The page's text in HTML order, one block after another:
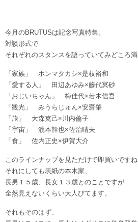
今月のBRUTUSは記念写真特集。
対談形式で
それぞれのスタンスを語っていてみどころ満
「家族」 ホンマタカシ×是枝裕和
「愛する人」 田辺あゆみ×藤代冥砂
「おじいちゃん」 梅佳代×若木信吾
「観光」 みうらじゅん×安齋肇
「旅」 大森克己×川内倫子
「宇宙」 瀧本幹也×佐治晴夫
「食」 佐内正史×伊賀大介
このラインナップを見ただけで即買いですね
それにしても表紙の本木家、
長男１５歳、長女１３歳とのことですが
全然見えないくらい大人びてます。
それもそのはず、